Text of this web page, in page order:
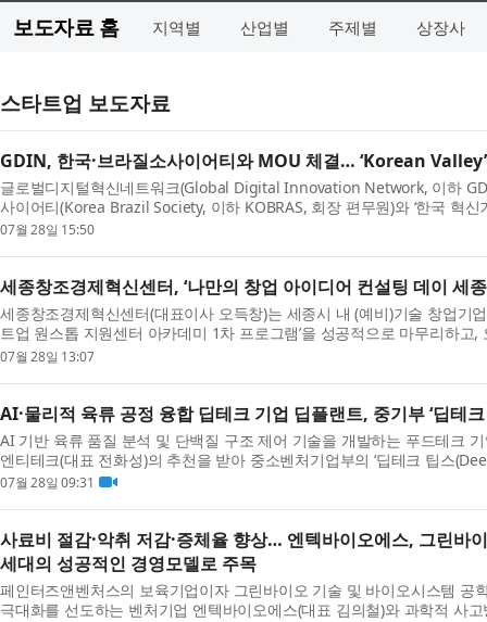
보도자료 홈 지역별 산업별 주제별 상장사
스타트업 보도자료
GDIN, 한국·브라질소사이어티와 MOU 체결… ‘Korean
글로벌디지털혁신네트워크(Global Digital Innovation Network, 이하
사이어티(Korea Brazil Society, 이하 KOBRAS, 회장 편무원)와 ‘한국 혁
07월 28일 15:50
세종창조경제혁신센터, ‘나만의 창업 아이디어 컨설팅 데이 세
세종창조경제혁신센터(대표이사 오득창)는 세종시 내 (예비)기술 창업기
트업 원스톱 지원센터 아카데미 1차 프로그램’을 성공적으로 마무리하고,
07월 28일 13:07
AI·물리적 육류 공정 융합 딥테크 기업 딥플랜트, 중기부 ‘딥테
AI 기반 육류 품질 분석 및 단백질 구조 제어 기술을 개발하는 푸드테크
엔티테크(대표 전화성)의 추천을 받아 중소벤처기업부의 ‘딥테크 팁스
07월 28일 09:31
사료비 절감·악취 저감·증체율 향상… 엔텍바이오에스, 그린바
세대의 성공적인 경영모델로 주목
페인터즈앤벤처스의 보육기업이자 그린바이오 기술 및 바이오시스템 공
극대화를 선도하는 벤처기업 엔텍바이오에스(대표 김의철)와 과학적 사